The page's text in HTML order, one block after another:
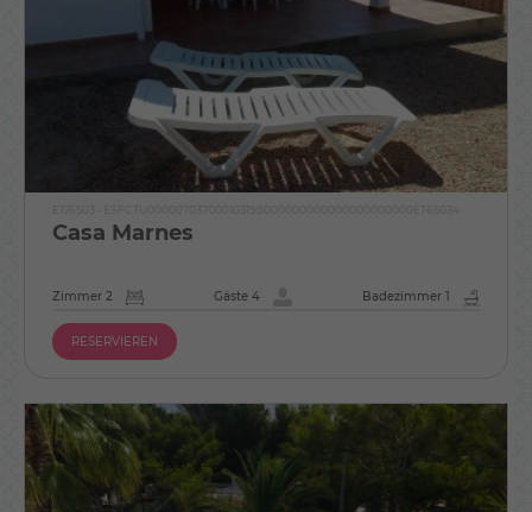
Casa Marnes
Zimmer 2 Gäste 4 Badezimmer 1
RESERVIEREN